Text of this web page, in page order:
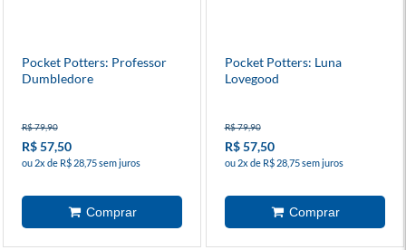
Pocket Potters: Professor
Dumbledore
R$ 79,90
R$ 57,50
ou 2x de R$ 28,75 sem juros
Pocket Potters: Luna
Lovegood
R$ 79,90
R$ 57,50
ou 2x de R$ 28,75 sem juros